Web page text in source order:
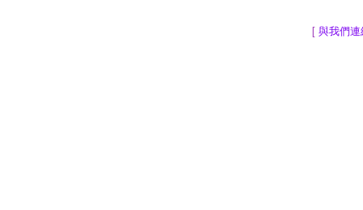
[ 與我們連